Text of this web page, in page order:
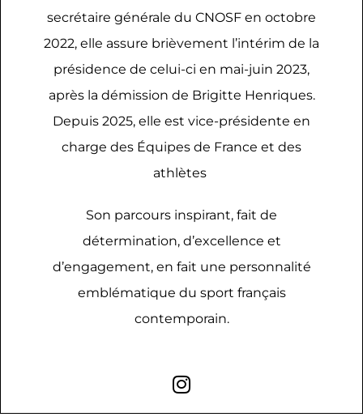
secrétaire générale du CNOSF en octobre
2022, elle assure brièvement l’intérim de la
présidence de celui-ci en mai-juin 2023,
après la démission de Brigitte Henriques.
Depuis 2025, elle est vice-présidente en
charge des Équipes de France et des
athlètes
Son parcours inspirant, fait de
détermination, d’excellence et
d’engagement, en fait une personnalité
emblématique du sport français
contemporain.